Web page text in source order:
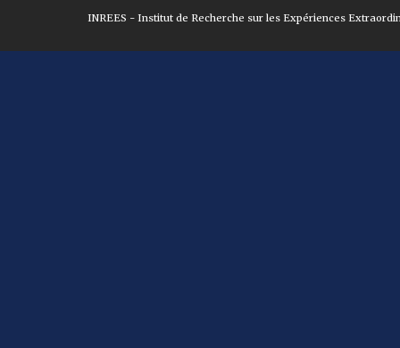
INREES - Institut de Recherche sur les Expériences